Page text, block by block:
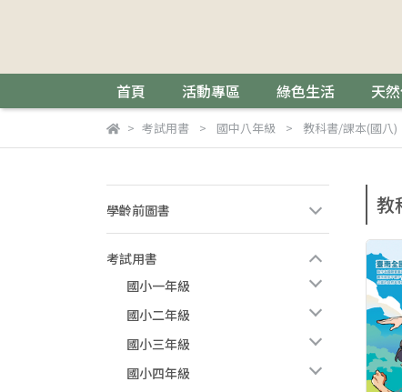
首頁 活動專區 綠色生活 天
考試用書 國中八年級 教科書/課本(國八)
學齡前圖書
考試用書
國小一年級
國小二年級
國小三年級
國小四年級
教